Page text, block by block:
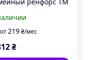
ренфорс ТМ
от219₴/мес
₴